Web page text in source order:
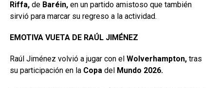
Riffa, de Baréin, en un partido amistoso que también
sirvió para marcar su regreso a la actividad.
EMOTIVA VUETA DE RAÚL JIMÉNEZ
Raúl Jiménez volvió a jugar con el Wolverhampton, tras
su participación en la Copa del Mundo 2026.